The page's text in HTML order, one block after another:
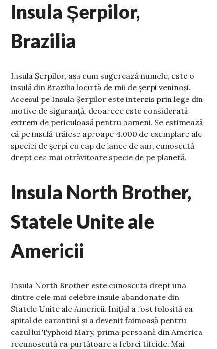
Insula Șerpilor,
Brazilia
Insula Șerpilor, așa cum sugerează numele, este o
insulă din Brazilia locuită de mii de șerpi veninoși.
Accesul pe Insula Șerpilor este interzis prin lege din
motive de siguranță, deoarece este considerată
extrem de periculoasă pentru oameni. Se estimează
că pe insulă trăiesc aproape 4.000 de exemplare ale
speciei de șerpi cu cap de lance de aur, cunoscută
drept cea mai otrăvitoare specie de pe planetă.
Insula North Brother,
Statele Unite ale
Americii
Insula North Brother este cunoscută drept una
dintre cele mai celebre insule abandonate din
Statele Unite ale Americii. Inițial a fost folosită ca
spital de carantină și a devenit faimoasă pentru
cazul lui Typhoid Mary, prima persoană din America
recunoscută ca purtătoare a febrei tifoide. Mai